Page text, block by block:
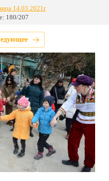
14.03.2021г
180/207